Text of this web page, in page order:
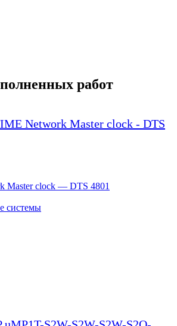
работ
Network Master clock - DTS
Master clock — DTS 4801
системы